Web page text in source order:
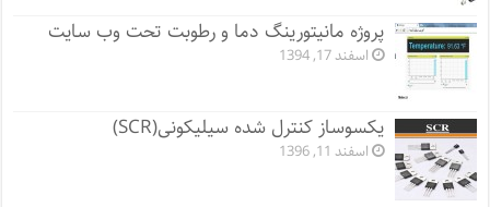
پروژه مانيتورينگ دما و رطوبت تحت وب سایت
اسفند 17, 1394
یکسوساز کنترل شده سیلیکونی(SCR)
اسفند 11, 1396